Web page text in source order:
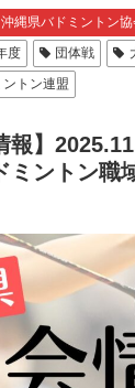
沖縄県バドミントン協
度 団体戦
トン連盟
報】
ミントン職